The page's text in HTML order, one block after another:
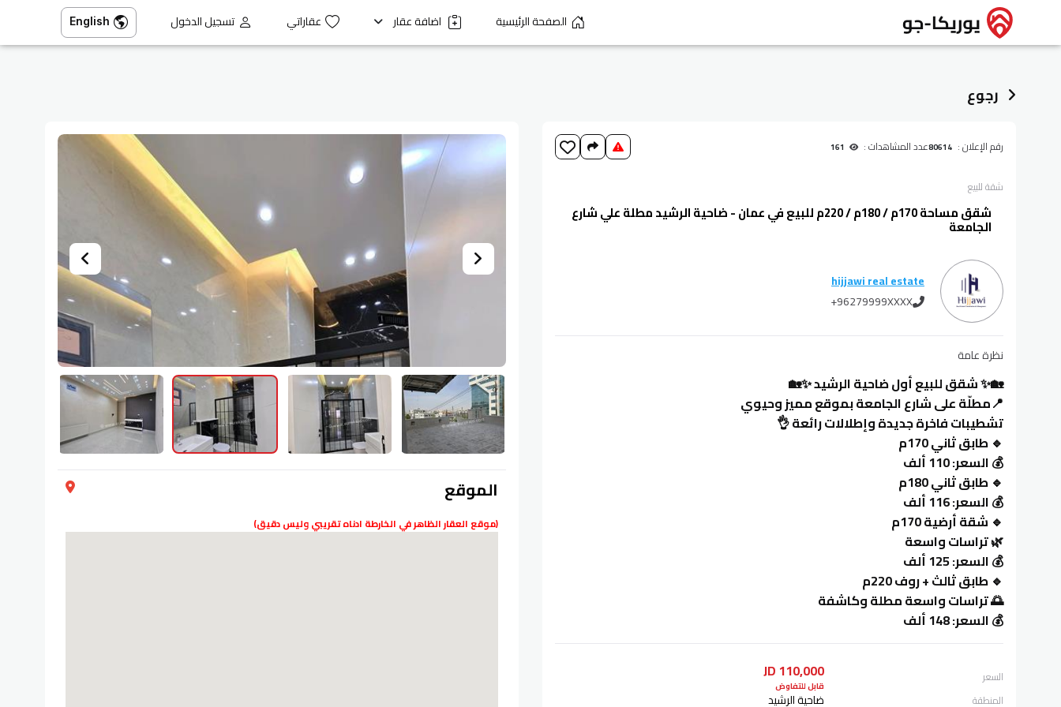
الصفحة الرئيسية اضافة عقار عقاراتي تسجيل الدخول English
رجوع
الموقع
(موقع العقار الظاهر في الخارطة ادناه تقريبي وليس دقيق)
رقم الإعلان : 80614عدد المشاهدات :
شقةللبيع
شقق مساحة 170م / 180م / 220م للبيع في عمان - ضاحية الرشيد مطلة علي شارع
الجامعة
hijjawi real estate
+96279999XXXX
نظرة عامة
🏡✨ شقق للبيع أول ضاحية الرشيد ✨🏡
📍مطلّة على شارع الجامعة بموقع مميز وحيوي
تشطيبات فاخرة جديدة وإطلالات رائعة 👌
🔹 طابق ثاني 170م
💰 السعر: 110 ألف
🔹 طابق ثاني 180م
💰 السعر: 116 ألف
🔹 شقة أرضية 170م
🌿 تراسات واسعة
💰 السعر: 125 ألف
🔹 طابق ثالث + روف 220م
🌅 تراسات واسعة مطلة وكاشفة
💰 السعر: 148 ألف
السعر 110,000 JD
قابل للتفاوض
المنطقة ضاحية الرشيد